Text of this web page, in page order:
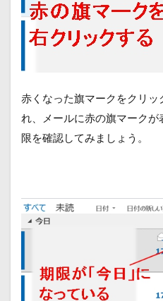
赤くなった旗マークをクリッ
れ、メールに赤の旗マーク
限を確認してみましょう。